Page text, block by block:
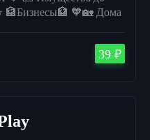
🏦Бизнесы🏦 🧡🏡 Дома
с несколькими авто
жирных аккаунтов
39 ₽